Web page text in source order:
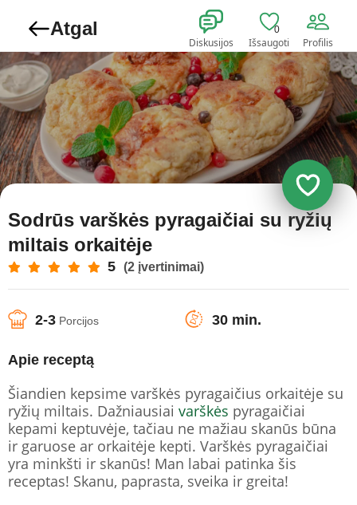
Atgal
Diskusijos
0
Išsaugoti Profilis
Sodrūs varškės pyragaičiai su ryžių
miltais orkaitėje
5 (2 įvertinimai)
2-3 Porcijos 30 min.
Apie receptą
Šiandien kepsime varškės pyragaičius orkaitėje su
ryžių miltais. Dažniausiai varškės pyragaičiai
kepami keptuvėje, tačiau ne mažiau skanūs būna
ir garuose ar orkaitėje kepti. Varškės pyragaičiai
yra minkšti ir skanūs! Man labai patinka šis
receptas! Skanu, paprasta, sveika ir greita!